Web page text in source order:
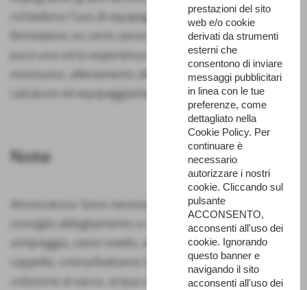
richiedono l'uso di equipaggiamento specifico.
Richiedono un certo senso di orientamento, come
pura una certa esperienza e conoscenza del territorio
montuoso, allenamento alla camminata, oltre a
calzature ed equipaggiamento adeguati.
Note
Attrezzatura: Sono necessarie scarpe da trekking. Si
consiglia abbigliamento a strati, Guscio, Kway o giacca
antipioggia, zaino medio, acqua, macchina fotografica,
cappello, crema/balsamo labbra, pranzo al sacco e
colazione al sacco, acqua almeno 1 lt, bastoncini se
prestazioni del sito
web e/o cookie
derivati da strumenti
esterni che
consentono di inviare
messaggi pubblicitari
in linea con le tue
preferenze, come
dettagliato nella
Cookie Policy. Per
continuare è
necessario
autorizzare i nostri
cookie. Cliccando sul
pulsante
ACCONSENTO,
acconsenti all'uso dei
cookie. Ignorando
questo banner e
navigando il sito
acconsenti all'uso dei